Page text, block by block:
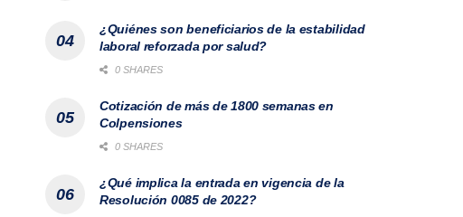
¿Quiénes son beneficiarios de la estabilidad
laboral reforzada por salud?
0 SHARES
Cotización de más de 1800 semanas en
Colpensiones
0 SHARES
¿Qué implica la entrada en vigencia de la
Resolución 0085 de 2022?